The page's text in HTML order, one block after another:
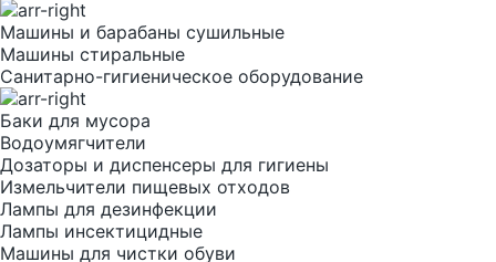
Машины и барабаны сушильные
Машины стиральные
Санитарно-гигиеническое оборудование
Баки для мусора
Водоумягчители
Дозаторы и диспенсеры для гигиены
Измельчители пищевых отходов
Лампы для дезинфекции
Лампы инсектицидные
Машины для чистки обуви